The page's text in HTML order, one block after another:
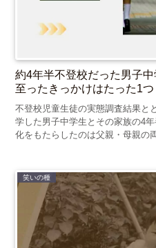
約4年半不登校だった男子
至ったきっかけはたった1つ
不登校児童生徒の実態調査結果と
学した男子中学生とその家族の4
化をもたらしたのは父親・母親の
笑いの種